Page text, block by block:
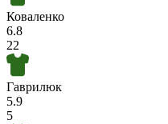
Коваленко
6.8
22
Гаврилюк
5.9
5